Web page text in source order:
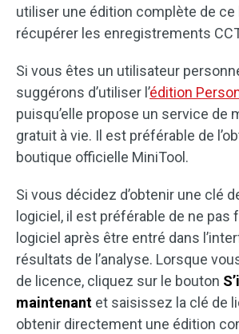
utiliser une édition complète de ce
récupérer les enregistrements
Si vous êtes un utilisateur
suggérons d’utiliser l’édition
puisqu’elle propose un service de
gratuit à vie. Il est préférable de
boutique officielle MiniTool.
Si vous décidez d’obtenir une clé
logiciel, il est préférable de ne pas
logiciel après être entré dans
résultats de l’analyse. Lorsque
de licence, cliquez sur le bouton
maintenant et saisissez la clé de
obtenir directement une édition